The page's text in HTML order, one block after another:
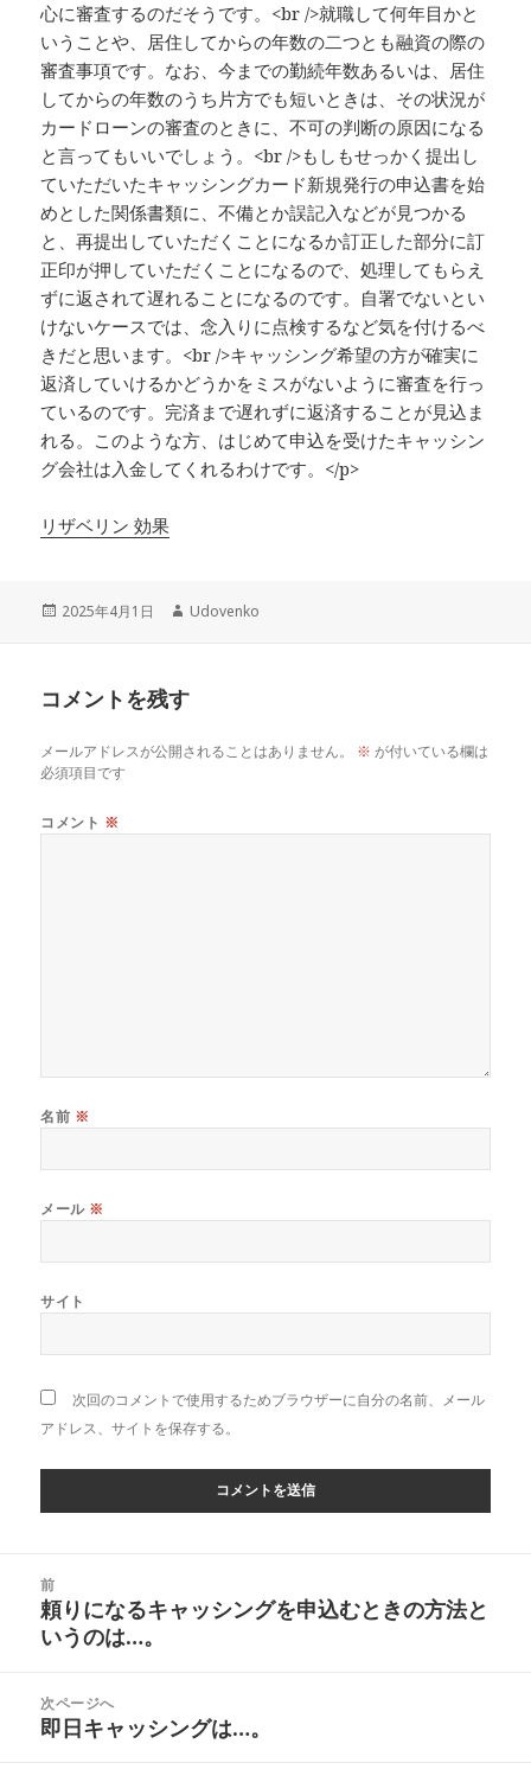
心に審査するのだそうです。<br />就職して何年目かと
いうことや、居住してからの年数の二つとも融資の際の
審査事項です。なお、今までの勤続年数あるいは、居住
してからの年数のうち片方でも短いときは、その状況が
カードローンの審査のときに、不可の判断の原因になる
と言ってもいいでしょう。<br />もしもせっかく提出し
ていただいたキャッシングカード新規発行の申込書を始
めとした関係書類に、不備とか誤記入などが見つかる
と、再提出していただくことになるか訂正した部分に訂
正印が押していただくことになるので、処理してもらえ
ずに返されて遅れることになるのです。自署でないとい
けないケースでは、念入りに点検するなど気を付けるべ
きだと思います。<br />キャッシング希望の方が確実に
返済していけるかどうかをミスがないように審査を行っ
ているのです。完済まで遅れずに返済することが見込ま
れる。このような方、はじめて申込を受けたキャッシン
グ会社は入金してくれるわけです。</p>
リザベリン 効果
投
2025年4月1日
作
Udovenko
コメントを残す
メールアドレスが公開されることはありません。 ※ が付いている欄は
必須項目です
コメント ※
名前 ※
メール ※
サイト
次回のコメントで使用するためブラウザーに自分の名前、メール
アドレス、サイトを保存する。
前
前
の
稿:
頼りになるキャッシングを申込むときの方法と
いうのは…。
次ページへ
次
即日キャッシングは…。